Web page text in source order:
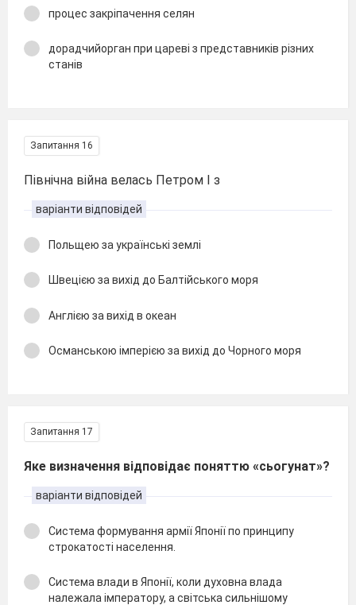
процес закріпачення селян
дорадчийорган при цареві з представників різних
станів
Запитання 16
Північна війна велась Петром І з
варіанти відповідей
Польщею за українські землі
Швецією за вихід до Балтійського моря
Англією за вихід в океан
Османською імперією за вихід до Чорного моря
Запитання 17
Яке визначення відповідає поняттю «сьогунат»?
варіанти відповідей
Система формування армії Японії по принципу
строкатості населення.
Система влади в Японії, коли духовна влада
належала імператору, а світська сильнішому